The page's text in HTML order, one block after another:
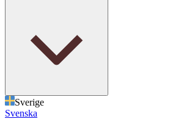
Sverige
Svenska